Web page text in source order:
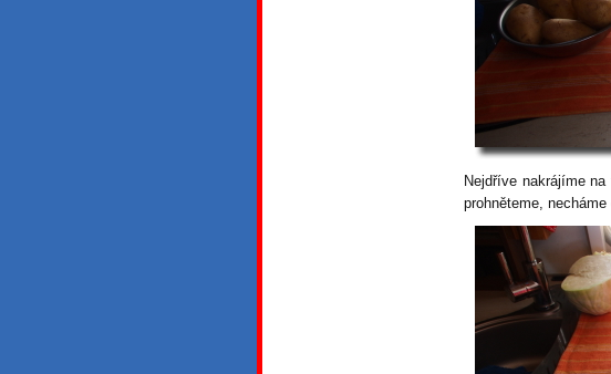
Nejdříve nakrájíme
prohněteme,